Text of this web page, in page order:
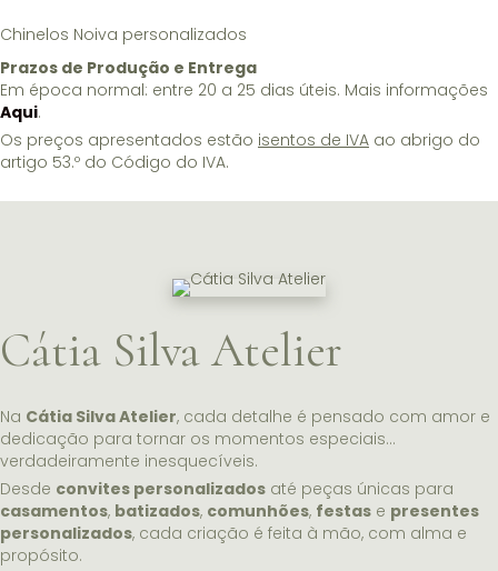
Chinelos Noiva personalizados
Prazos de Produção e Entrega
Em época normal: entre 20 a 25 dias úteis. Mais informações
Aqui.
Os preços apresentados estão isentos de IVA ao abrigo do
artigo 53.º do Código do IVA.
Cátia Silva Atelier
Na Cátia Silva Atelier, cada detalhe é pensado com amor e
dedicação para tornar os momentos especiais…
verdadeiramente inesquecíveis.
Desde convites personalizados até peças únicas para
casamentos, batizados, comunhões, festas e presentes
personalizados, cada criação é feita à mão, com alma e
propósito.